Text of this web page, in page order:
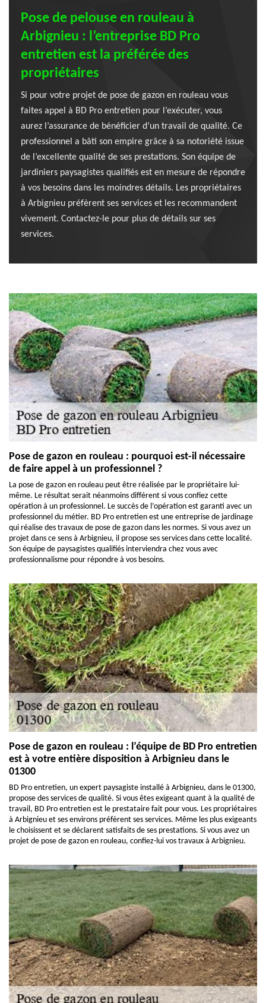
Pose de pelouse en rouleau à
Arbignieu : l’entreprise BD Pro
entretien est la préférée des
propriétaires
Si pour votre projet de pose de gazon en rouleau vous
faites appel à BD Pro entretien pour l’exécuter, vous
aurez l’assurance de bénéficier d’un travail de qualité. Ce
professionnel a bâti son empire grâce à sa notoriété issue
de l’excellente qualité de ses prestations. Son équipe de
jardiniers paysagistes qualifiés est en mesure de répondre
à vos besoins dans les moindres détails. Les propriétaires
à Arbignieu préfèrent ses services et les recommandent
vivement. Contactez-le pour plus de détails sur ses
services.
Pose de gazon en rouleau : pourquoi est-il nécessaire
de faire appel à un professionnel ?
La pose de gazon en rouleau peut être réalisée par le propriétaire lui-
même. Le résultat serait néanmoins différent si vous confiez cette
opération à un professionnel. Le succès de l’opération est garanti avec un
professionnel du métier. BD Pro entretien est une entreprise de jardinage
qui réalise des travaux de pose de gazon dans les normes. Si vous avez un
projet dans ce sens à Arbignieu, il propose ses services dans cette localité.
Son équipe de paysagistes qualifiés interviendra chez vous avec
professionnalisme pour répondre à vos besoins.
Pose de gazon en rouleau : l’équipe de BD Pro entretien
est à votre entière disposition à Arbignieu dans le
01300
BD Pro entretien, un expert paysagiste installé à Arbignieu, dans le 01300,
propose des services de qualité. Si vous êtes exigeant quant à la qualité de
travail, BD Pro entretien est le prestataire fait pour vous. Les propriétaires
à Arbignieu et ses environs préfèrent ses services. Même les plus exigeants
le choisissent et se déclarent satisfaits de ses prestations. Si vous avez un
projet de pose de gazon en rouleau, confiez-lui vos travaux à Arbignieu.